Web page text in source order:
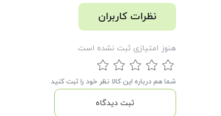
نظرات کاربران
هنوز امتیازی ثبت نشده است
شما هم درباره این کالا نظر خود را ثبت کنید
ثبت دیدگاه